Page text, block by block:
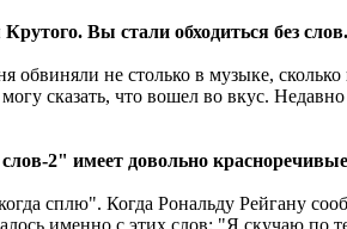
Вы стали обходиться без
не столько в музыке,
сказать, что вошел во вкус.
2" имеет довольно
сплю". Когда Рональду Рейгану
именно с этих слов: "Я скучаю